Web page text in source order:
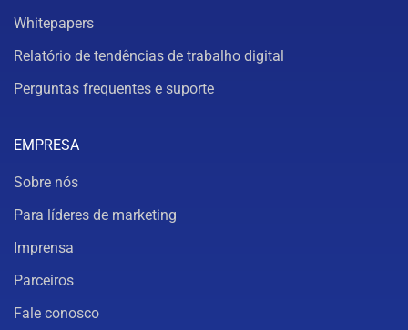
Whitepapers
Relatório de tendências de trabalho digital
Perguntas frequentes e suporte
EMPRESA
Sobre nós
Para líderes de marketing
Imprensa
Parceiros
Fale conosco